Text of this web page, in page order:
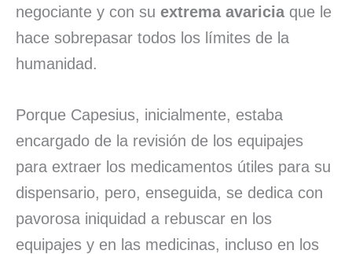
negociante y con su extrema avariciaque le
hace sobrepasar todos los límites de la
humanidad.
Porque Capesius, inicialmente, estaba
encargado de la revisión de los equipajes
para extraer los medicamentos útiles para su
dispensario, pero, enseguida, se dedica con
pavorosa iniquidad a rebuscar en los
equipajes y en las medicinas, incluso en los